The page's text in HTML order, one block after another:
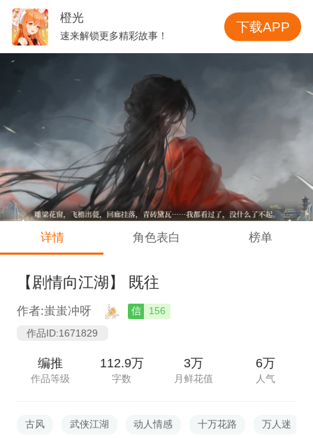
详情 角色表白 榜单
【剧情向江湖】 既往
作者:蚩蚩冲呀 信
156
作品ID:1671829
编推
作品等级
112.9万
字数
3万
月鲜花值
6万
人气
古风 武侠江湖 动人情感 十万花路 万人迷
橙光
速来解锁更多精彩故事！
下载APP